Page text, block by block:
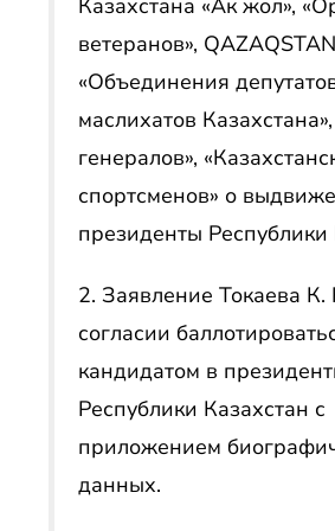
Казахстана «Ак жол»,
ветеранов»,
«Объединения
маслихатов
генералов»,
спортсменов» о
президенты Республики
2. Заявление Токаева К.
согласии
кандидатом в
Республики Казахстан с
приложением
данных.